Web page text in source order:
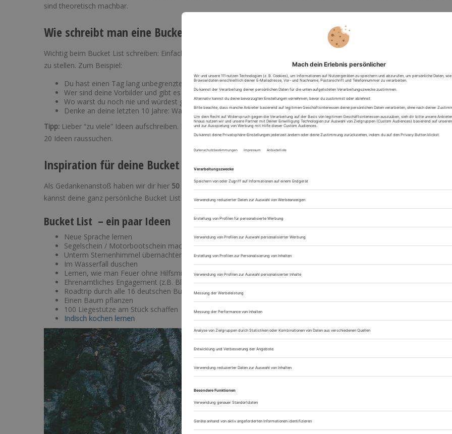
sind theoretisch machbar.
Wie schreibt man eine Bucket List?
Wichtig beim Bucket List schreiben: Einfach mal anfangen. Es gibt
zu stellen. Zum Beispiel:
Du hast einen Tag lang unbegrenztes Budget: Wie würde dieser Tag aussehen?
Wer sind deine Vorbilder und gibt es etwas in ihrem Lebenslauf, das du auch gerne ausprobieren/können würdest?
Wo warst du noch nie und würdest gerne mal hin?
Denke an deine letzten 10 Jahre: Was waren deine 10 eindrucksvollsten Erlebnisse?
Tipp: Lieber “zu viele” Ideen aufschreiben. Du kannst später immer noch Punkte von deiner Bucket List streichen oder die
20 Ideen raussuchen.
Inspiration für deine Bucket List
Als Gedankenanstoß haben wir dir hier 50 kleinere und größere Ideenaufgelistet. So bringst du deine Fantasie ins Rollen und
kannst deine ganz persönliche Bucket List erstellen.
Bucket List – ein paar Ideen
Neue Sprache lernen
Segelschein / Motorbootschein machen
Unterm Sternenhimmel übernachten (hier findest duTipps zum Wild Campen
Im Wasserfall duschen
Lernen, wie man Feuer ohne Hilfsmittel macht
Ehrenamtliches Engagement (z.B. Blut spenden oder eine Patenschaft übernehmen)
Roadtrip durch alle 16 deutschen Bundesländer
Einen Baum pflanzen
100 Liegestütze am Stück schaffen
Indisch kochen lernen